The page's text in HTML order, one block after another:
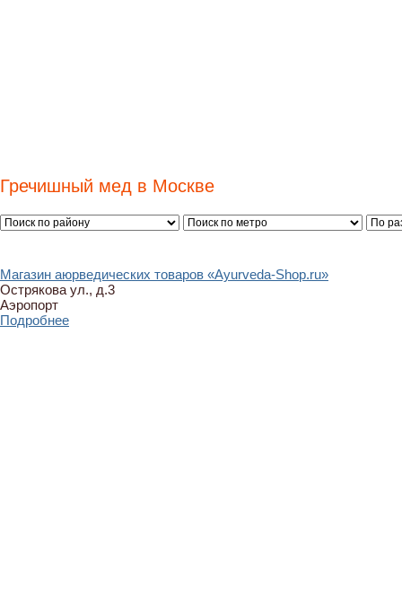
Гречишный мед в Москве
Магазин аюрведических товаров «Ayurveda-Shop.ru»
Острякова ул., д.3
Аэропорт
Подробнее